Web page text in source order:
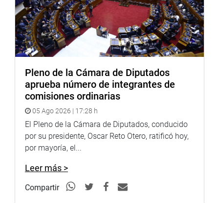
Heraldo:goo.gl/Ty5Tto
Portal: http://www.congreso.gob.pe/
Facebook:https://goo.gl/s5t7XN
Twitter:https://goo.gl/iMywRR
YouTube:https://goo.gl/VBXBNk
fotografia.congreso.gob.pe
Pleno de la Cámara de Diputados
aprueba número de integrantes de
comisiones ordinarias
05 Ago 2026 | 17:28 h
El Pleno de la Cámara de Diputados, conducido
por su presidente, Oscar Reto Otero, ratificó hoy,
por mayoría, el...
Leer más >
Compartir